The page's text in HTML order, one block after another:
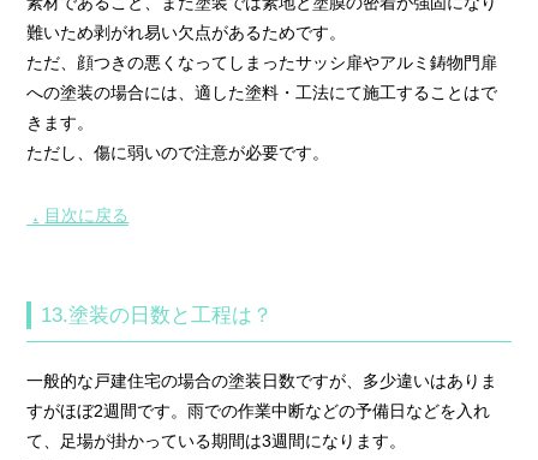
難いため剥がれ易い欠点があるためです。
ただ、顔つきの悪くなってしまったサッシ扉やアルミ鋳物門扉
への塗装の場合には、適した塗料・工法にて施工することはで
きます。
ただし、傷に弱いので注意が必要です。
▲ 目次に戻る
13.塗装の日数と工程は？
一般的な戸建住宅の場合の塗装日数ですが、多少違いはありま
すがほぼ2週間です。雨での作業中断などの予備日などを入れ
て、足場が掛かっている期間は3週間になります。